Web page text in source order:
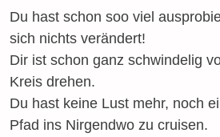
Du hast schon soo viel
sich nichts verändert!
Dir ist schon ganz schwindelig
Kreis drehen.
Du hast keine Lust mehr, noch
Pfad ins Nirgendwo zu cruisen.